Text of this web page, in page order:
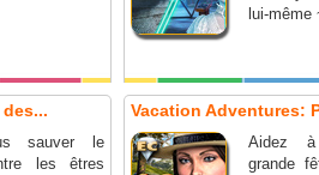
lui-même
sauver le
les êtres
Vacation Adventures:
Aidez à
grande